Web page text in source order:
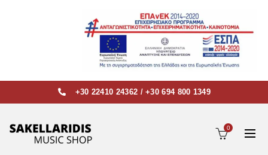
+30 22410 24362 /+30 694 800 1349
0